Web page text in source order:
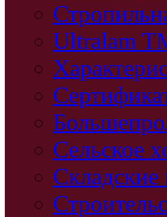
Ultralam
Сельское